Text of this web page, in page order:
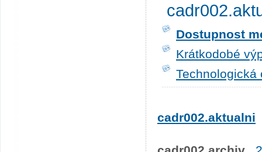
Dostupnost
Krátkodobé
Technologická
cadr002.aktualni